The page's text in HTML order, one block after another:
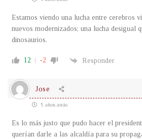
Estamos viendo una lucha entre cerebros
nuevos modernizados; una lucha desigual
dinosaurios.
12 -2 Responder
Jose
5 años atrás
Es lo más justo que pudo hacer el
querían darle a las alcaldía para su